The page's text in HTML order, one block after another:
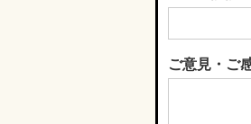
ご意見・ご